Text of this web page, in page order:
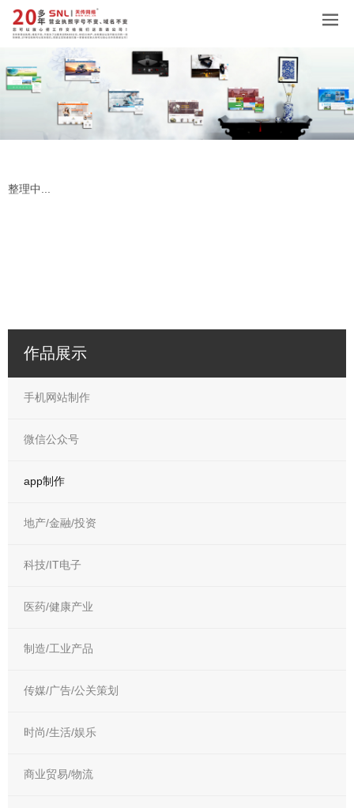
整理中...
作品展示
手机网站制作
微信公众号
app制作
地产/金融/投资
科技/IT电子
医药/健康产业
制造/工业产品
传媒/广告/公关策划
时尚/生活/娱乐
商业贸易/物流